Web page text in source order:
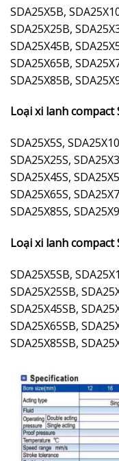
SDA25X5B,
SDA25X25B,
SDA25X45B,
SDA25X65B,
SDA25X85B,
Loại xi lanh compact
SDA25X5S,
SDA25X25S,
SDA25X45S,
SDA25X65S,
SDA25X85S,
Loại xi lanh compact
SDA25X5SB,
SDA25X25SB,
SDA25X45SB,
SDA25X65SB,
SDA25X85SB,